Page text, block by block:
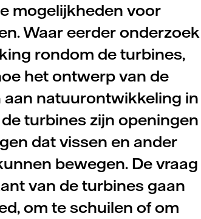
mogelijkheden voor
Waar eerder onderzoek
rondom de turbines,
het ontwerp van de
natuurontwikkeling in
turbines zijn openingen
dat vissen en ander
bewegen. De vraag
van de turbines gaan
om te schuilen of om